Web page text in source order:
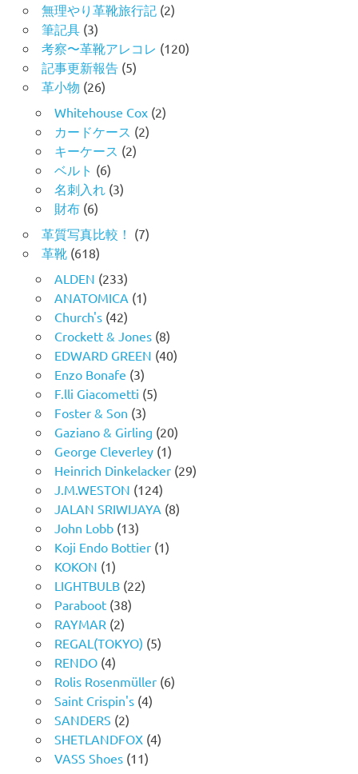
無理やり革靴旅行記 (2)
筆記具(3)
考察〜革靴アレコレ (120)
記事更新報告(5)
革小物 (26)
Whitehouse Cox(2)
カードケース (2)
キーケース (2)
ベルト (6)
名刺入れ (3)
財布(6)
革質写真比較！ (7)
革靴(618)
ALDEN (233)
ANATOMICA (1)
Church's(42)
Crockett & Jones(8)
EDWARD GREEN (40)
Enzo Bonafe (3)
F.lli Giacometti (5)
Foster & Son (3)
Gaziano & Girling (20)
George Cleverley(1)
Heinrich Dinkelacker(29)
J.M.WESTON (124)
JALAN SRIWIJAYA (8)
John Lobb(13)
Koji Endo Bottier(1)
KOKON (1)
LIGHTBULB(22)
Paraboot(38)
RAYMAR (2)
REGAL(TOKYO) (5)
RENDO(4)
Rolis Rosenmüller(6)
Saint Crispin's(4)
SANDERS (2)
SHETLANDFOX(4)
VASS Shoes(11)